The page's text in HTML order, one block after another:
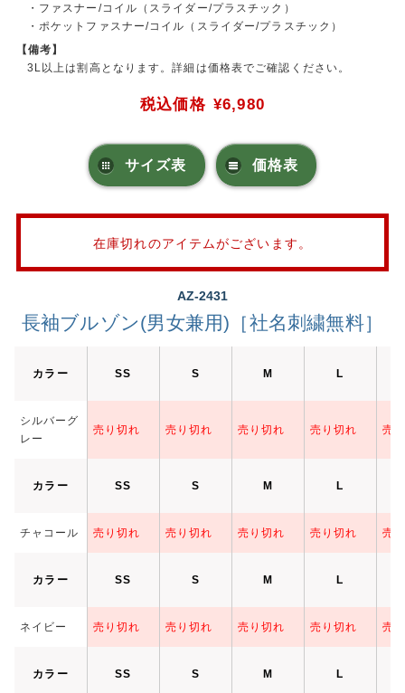
・ファスナー/コイル（スライダー/プラスチック）
・ポケットファスナー/コイル（スライダー/プラスチック）
【備考】
3L以上は割高となります。詳細は価格表でご確認ください。
税込価格 ¥6,980
サイズ表 価格表
在庫切れのアイテムがございます。
AZ-2431
長袖ブルゾン(男女兼用)［社名刺繍無料］
カラー SS S M L
シルバーグ
レー
売り切れ 売り切れ 売り切れ 売り切れ 売
カラー SS S M L
チャコール 売り切れ 売り切れ 売り切れ 売り切れ 売
カラー SS S M L
ネイビー 売り切れ 売り切れ 売り切れ 売り切れ 売
カラー SS S M L